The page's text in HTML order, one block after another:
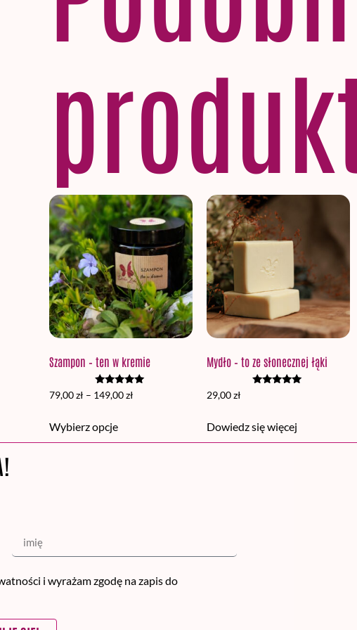
Szampon – ten w kremie
Oceniono
5.00
79,00zł – 149,00zł
Wybierz opcje
Mydło – to ze słonecznej łąki
29,00zł
Dowiedz się więcej
i wyrażam zgodę na zapis do